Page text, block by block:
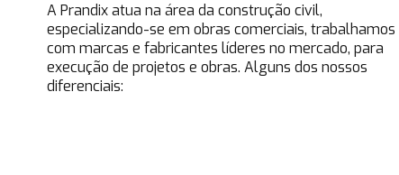
A Prandix atua na área da construção civil,
especializando-se em obras comerciais, trabalhamos
com marcas e fabricantes líderes no mercado, para
execução de projetos e obras. Alguns dos nossos
diferenciais: